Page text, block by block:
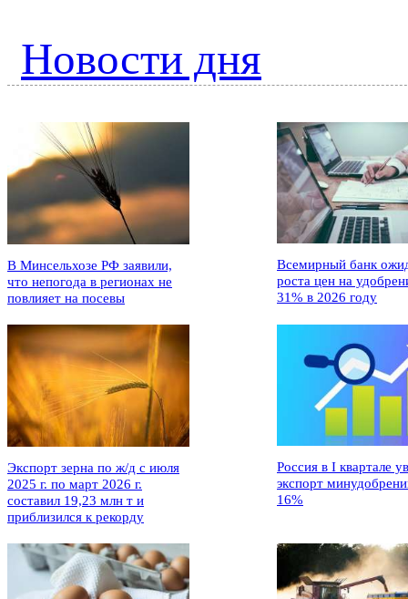
Новости дня
В Минсельхозе РФ заявили,
что непогода в регионах не
повлияет на посевы
Всемирный банк
роста цен на
31% в 2026 году
Экспорт зерна по ж/д с июля
2025 г. по март 2026 г.
составил 19,23 млн т и
приблизился к рекорду
Россия в I квартале
экспорт
16%